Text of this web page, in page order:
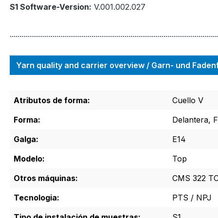
S1 Software-Version: V.001.002.027
Yarn quality and carrier overview / Garn- und
Atributos de forma:
Cuello V
Forma:
Delantera,
Galga:
E14
Modelo:
Top
Otros máquinas:
CMS 322
Tecnologia:
PTS / NPJ